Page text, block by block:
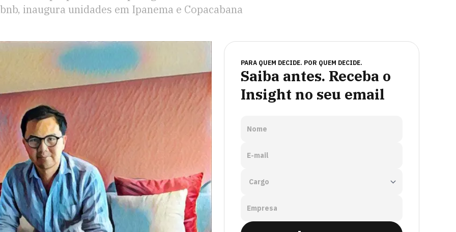
inaugura unidades em Ipanema e Copacabana
PARA QUEM DECIDE. POR QUEM DECIDE.
Saiba antes. Receba o
Insight no seu email
Nome
E-mail
Empresa